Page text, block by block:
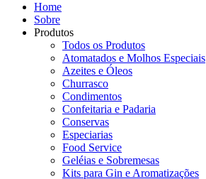
Home
Sobre
Produtos
Todos os Produtos
Atomatados e Molhos Especiais
Azeites e Óleos
Churrasco
Condimentos
Confeitaria e Padaria
Conservas
Especiarias
Food Service
Geléias e Sobremesas
Kits para Gin e Aromatizações